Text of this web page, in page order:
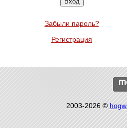
Забыли пароль?
Регистрация
2003-2026 ©